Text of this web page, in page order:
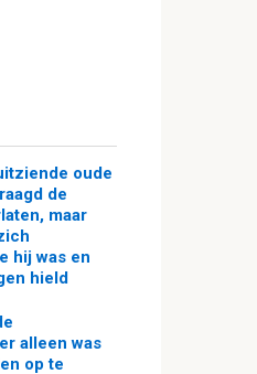
oude
de
maar
hij was en
hield
alleen was
op te